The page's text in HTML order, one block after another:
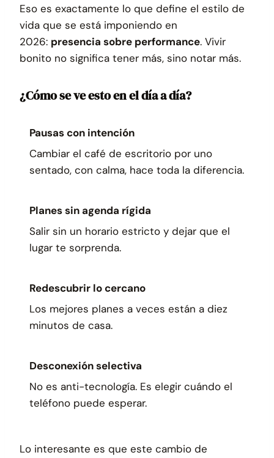
Eso es exactamente lo que define el estilo de
vida que se está imponiendo en
2026: presencia sobre performance. Vivir
bonito no significa tener más, sino notar más.
¿Cómo se ve esto en el día a día?
Pausas con intención
Cambiar el café de escritorio por uno
sentado, con calma, hace toda la diferencia.
Planes sin agenda rígida
Salir sin un horario estricto y dejar que el
lugar te sorprenda.
Redescubrir lo cercano
Los mejores planes a veces están a diez
minutos de casa.
Desconexión selectiva
No es anti-tecnología. Es elegir cuándo el
teléfono puede esperar.
Lo interesante es que este cambio de